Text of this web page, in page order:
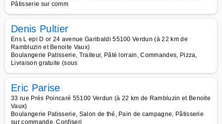
Pâtisserie sur comm
Denis Pultier
Ens L epi D or 24 avenue Garibaldi 55100 Verdun (à 22 km de
Rambluzin et Benoite Vaux)
Boulangerie Patisserie, Traiteur, Pâté lorrain, Commandes, Pizza,
Livraison gratuite (sous
Eric Parise
33 rue Prés Poincaré 55100 Verdun (à 22 km de Rambluzin et Benoite
Vaux)
Boulangerie Patisserie, Salon de thé, Pain de campagne, Pâtisserie
sur commande, Confiseri